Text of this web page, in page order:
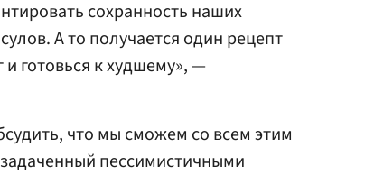
сохранность наших
А то получается один рецепт
готовься к худшему», —
что мы сможем со всем этим
пессимистичными